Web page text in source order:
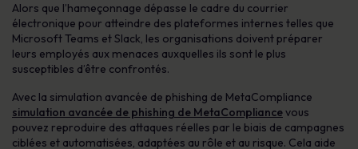
Alors que l’hameçonnage dépasse le cadre du courrier
électronique pour atteindre des plateformes internes telles que
Microsoft Teams et Slack, les organisations doivent préparer
leurs employés aux menaces auxquelles ils sont le plus
susceptibles d’être confrontés.
Avec la simulation avancée de phishing de MetaCompliance
simulation avancée de phishing de MetaCompliancevous
pouvez reproduire des attaques réelles par le biais de campagnes
ciblées et automatisées, adaptées au rôle et au risque. Cela aide